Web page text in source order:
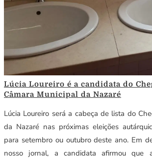
Lúcia Loureiro é a candidata do
Câmara Municipal da Nazaré
Lúcia Loureiro será a cabeça de lista do
da Nazaré nas próximas eleições
para setembro ou outubro deste ano. Em
nosso jornal, a candidata afirmou que